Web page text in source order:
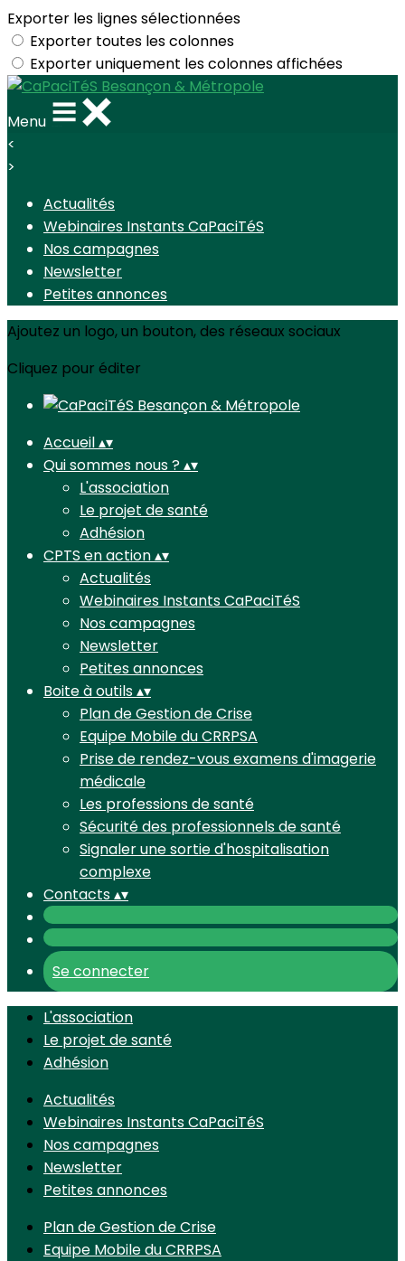
Exporter les lignes sélectionnées
Exporter toutes les colonnes
Exporter uniquement les colonnes affichées
Menu
<
>
Actualités
Webinaires Instants CaPaciTéS
Nos campagnes
Newsletter
Petites annonces
Ajoutez un logo, un bouton, des réseaux sociaux
Cliquez pour éditer
Accueil▴▾
Qui sommes nous ?▴▾
L'association
Le projet de santé
Adhésion
CPTS en action▴▾
Actualités
Webinaires Instants CaPaciTéS
Nos campagnes
Newsletter
Petites annonces
Boite à outils▴▾
Plan de Gestion de Crise
Equipe Mobile du CRRPSA
Prise de rendez-vous examens d'imagerie
médicale
Les professions de santé
Sécurité des professionnels de santé
Signaler une sortie d'hospitalisation
complexe
Contacts▴▾
Se connecter
L'association
Le projet de santé
Adhésion
Actualités
Webinaires Instants CaPaciTéS
Nos campagnes
Newsletter
Petites annonces
Plan de Gestion de Crise
Equipe Mobile du CRRPSA